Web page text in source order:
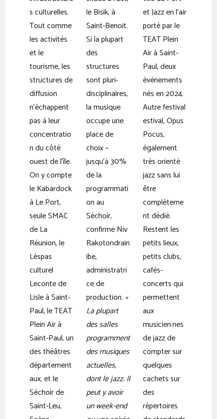
s culturelles.
Tout comme
les activités
et le
tourisme, les
structures de
diffusion
n’échappent
pas à leur
concentratio
n du côté
ouest de l’île.
On y compte
le Kabardock
à Le Port,
seule SMAC
de La
Réunion, le
Léspas
culturel
Leconte de
Lisle à Saint-
Paul, le TEAT
Plein Air à
Saint-Paul, un
des théâtres
département
aux, et le
Séchoir de
Saint-Leu,
le Bisik, à
Saint-Benoit.
Si la plupart
des
structures
sont pluri-
disciplinaires,
la musique
occupe une
place de
choix –
jusqu’à 30%
de la
programmati
on au
Séchoir,
confirme Niv
Rakotondrain
ibe,
administratri
ce de
production. «
La plupart
des salles
programment
des musiques
actuelles,
dont le jazz. Il
peut y avoir
un week-end
et Jazz en l’air
porté par le
TEAT Plein
Air à Saint-
Paul, deux
événements
nés en 2024.
Autre festival
estival, Opus
Pocus,
également
très orienté
jazz sans lui
être
complèteme
nt dédié.
Restent les
petits lieux,
petits clubs,
cafés-
concerts qui
permettent
aux
musicien·nes
de jazz de
compter sur
quelques
cachets sur
des
répertoires